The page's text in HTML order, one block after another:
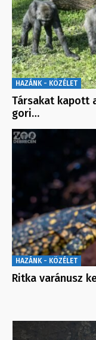
HAZÁNK - KÖZÉLET
Társakat kapott
gori…
HAZÁNK - KÖZÉLET
Ritka varánusz